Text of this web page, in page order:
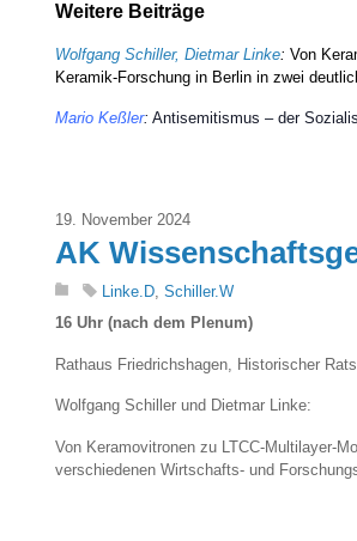
Weitere Beiträge
Wolfgang Schiller, Dietmar Linke: Von
Keramik-Forschung in Berlin in zwei
Mario Keßler: Antisemitismus – der
19. November 2024
AK
Linke.D, Schiller.W
16 Uhr (nach dem Plenum)
Rathaus Friedrichshagen, Historischer
Wolfgang Schiller und Dietmar Linke:
Von Keramovitronen zu LTCC-Multilayer-
verschiedenen Wirtschafts- und